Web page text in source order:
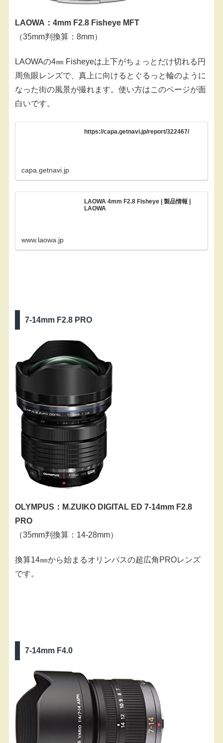
LAOWA：4mm F2.8 Fisheye MFT
（35mm判換算：8mm）
LAOWAの4㎜ Fisheyeは上下がちょっとだけ切れる円
周魚眼レンズで、真上に向けるとぐるっと輪のように
なった街の風景が撮れます。使い方はこのページが面
白いです。
https://capa.getnavi.jp/report/322467/
capa.getnavi.jp
LAOWA 4mm F2.8 Fisheye | 製品情報 |
LAOWA
www.laowa.jp
7-14mm F2.8 PRO
OLYMPUS：M.ZUIKO DIGITAL ED 7-14mm F2.8
PRO
（35mm判換算：14-28mm）
換算14㎜から始まるオリンパスの超広角PROレンズ
です。
7-14mm F4.0